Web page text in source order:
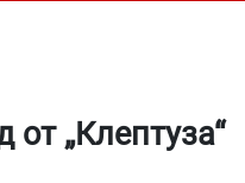
„Клептуза“